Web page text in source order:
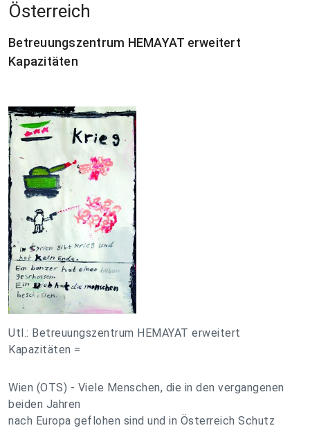
Österreich
Betreuungszentrum HEMAYAT erweitert
Kapazitäten
Utl.: Betreuungszentrum HEMAYAT erweitert
Kapazitäten =
Wien (OTS) - Viele Menschen, die in den vergangenen
beiden Jahren
nach Europa geflohen sind und in Österreich Schutz